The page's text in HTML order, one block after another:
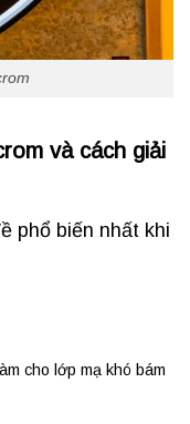
và cách giải
phổ biến nhất khi
cho lớp mạ khó bám